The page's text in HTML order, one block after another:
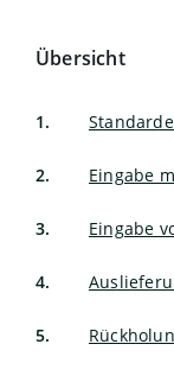
Übersicht
Eingabe
Eingabe